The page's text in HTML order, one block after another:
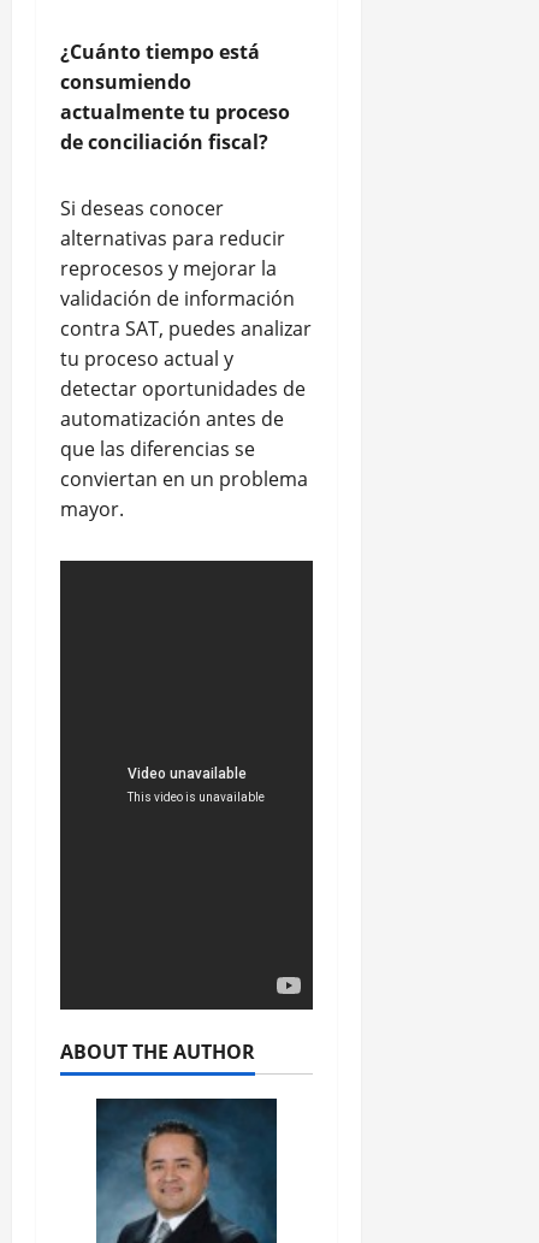
¿Cuánto tiempo está
consumiendo
actualmente tu proceso
de conciliación fiscal?
Si deseas conocer
alternativas para reducir
reprocesos y mejorar la
validación de información
contra SAT, puedes analizar
tu proceso actual y
detectar oportunidades de
automatización antes de
que las diferencias se
conviertan en un problema
mayor.
ABOUT THE AUTHOR